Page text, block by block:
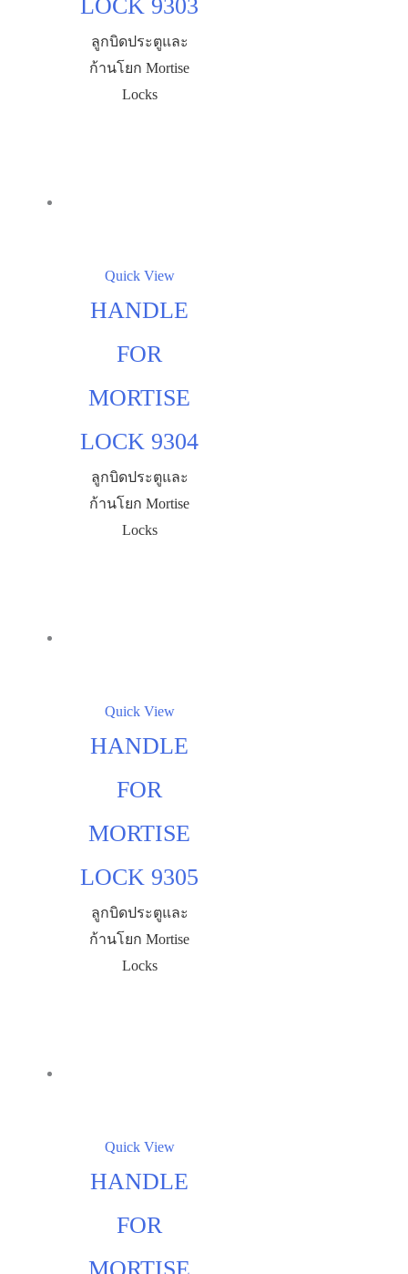
LOCK 9303
ลูกบิดประตูและ
ก้านโยก Mortise
Locks
Quick View
HANDLE
FOR
MORTISE
LOCK 9304
ลูกบิดประตูและ
ก้านโยก Mortise
Locks
Quick View
HANDLE
FOR
MORTISE
LOCK 9305
ลูกบิดประตูและ
ก้านโยก Mortise
Locks
Quick View
HANDLE
FOR